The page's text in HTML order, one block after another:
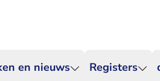
en nieuws Registers